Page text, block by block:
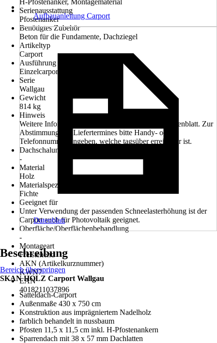
H-Pfostenanker, Montagematerial
Serienausstattung
Pfostenanker
Benötigtes Zubehör
Beton für die Fundamente, Dachziegel
Artikeltyp
Carport
Ausführung
Einzelcarport
Serie
Wallgau
Gewicht
814 kg
Hinweis
Weitere Informationen entnehmen Sie bitte dem Datenblatt. Zur
Abstimmung des Liefertermines bitte Handy- oder
Telefonnummer angeben, welche tagsüber erreichbar ist.
Dachschalung
-
Material
Holz
Materialspezifizierung
Fichte
Geeignet für
Unter Verwendung der passenden Schneelasterhöhung ist der
Carport auch für Photovoltaik geeignet.
Oberfläche/Oberflächenbehandlung
-
Montageart
Freistehend
AKN (Artikelkurznummer)
KWN7
EAN
4018211037896
Aufbauanleitung Carport
Datenblatt
Beschreibung
Bereich überspringen
SKAN HOLZ Carport Wallgau
Satteldach-Carport
Außenmaße 430 x 750 cm
Konstruktion aus imprägniertem Nadelholz
farblich behandelt in nussbaum
Pfosten 11,5 x 11,5 cm inkl. H-Pfostenankern
Sparrendach mit 38 x 57 mm Dachlatten